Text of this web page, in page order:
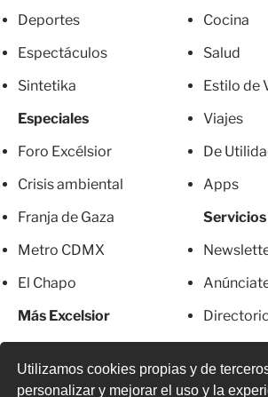
Utilizamos cookies propias y de
personalizar y mejorar el uso y la
Deportes
Espectáculos
Sintetika
Especiales
Foro Excélsior
Crisis ambiental
Franja de Gaza
Metro CDMX
El Chapo
Más Excelsior
Cocina
Salud
Estilo de
Viajes
De
Apps
Servicios